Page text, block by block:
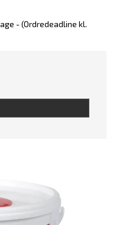
- (Ordredeadline kl.